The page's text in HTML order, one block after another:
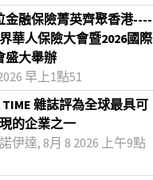
金融保險菁英齊聚香港----
華人保險大會暨2026國際
盛大舉辦
早上1點51
TIME 雜誌評為全球最具可
的企業之一
伊達, 8月 8 2026 上午9點